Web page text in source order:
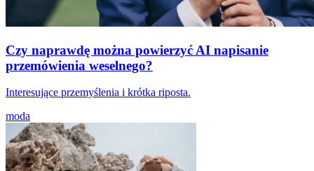
Czy naprawdę można powierzyć AI napisanie
przemówienia weselnego?
Interesujące przemyślenia i krótka riposta.
moda